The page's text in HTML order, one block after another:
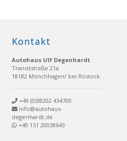
Kontakt
Autohaus Ulf Degenhardt
Transitstraße 21a
18182 Mönchhagen/ bei Rostock
+49 (0)38202 434700
info@autohaus-
degenhardt.de
+49 151 20038643